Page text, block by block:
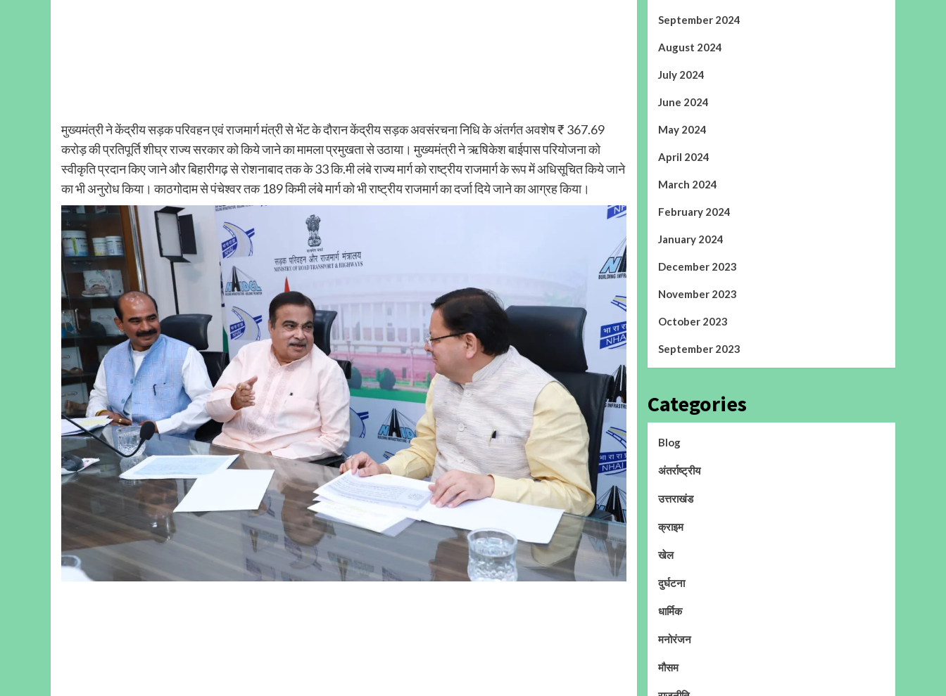
मुख्यमंत्री ने केंद्रीय सड़क परिवहन एवं राजमार्ग मंत्री से भेंट के दौरान केंद्रीय सड़क अवसंरचना निधि के अंतर्गत अवशेष ₹ 367.69
करोड़ की प्रतिपूर्ति शीघ्र राज्य सरकार को किये जाने का मामला प्रमुखता से उठाया। मुख्यमंत्री ने ऋषिकेश बाईपास परियोजना को
स्वीकृति प्रदान किए जाने और बिहारीगढ़ से रोशनाबाद तक के 33 कि.मी लंबे राज्य मार्ग को राष्ट्रीय राजमार्ग के रूप में अधिसूचित किये जाने
का भी अनुरोध किया। काठगोदाम से पंचेश्वर तक 189 किमी लंबे मार्ग को भी राष्ट्रीय राजमार्ग का दर्जा दिये जाने का आग्रह किया।
September 2024
August 2024
July 2024
June 2024
May 2024
April 2024
March 2024
February 2024
January 2024
December 2023
November 2023
October 2023
September 2023
Categories
Blog
अंतर्राष्ट्रीय
उत्तराखंड
क्राइम
खेल
दुर्घटना
धार्मिक
मनोरंजन
मौसम